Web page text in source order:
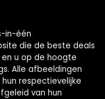
in-één
die de beste deals
u op de hoogte
Alle afbeeldingen
respectievelijke
van hun